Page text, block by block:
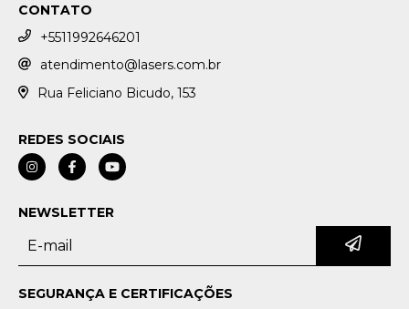
CONTATO
+5511992646201
atendimento@lasers.com.br
Rua Feliciano Bicudo, 153
REDES SOCIAIS
NEWSLETTER
SEGURANÇA E CERTIFICAÇÕES